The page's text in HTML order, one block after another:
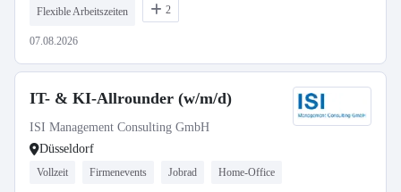
Flexible Arbeitszeiten 2
07.08.2026
IT- & KI-Allrounder (w/m/d)
ISI Management Consulting GmbH
Düsseldorf
Vollzeit Firmenevents Jobrad Home-Office